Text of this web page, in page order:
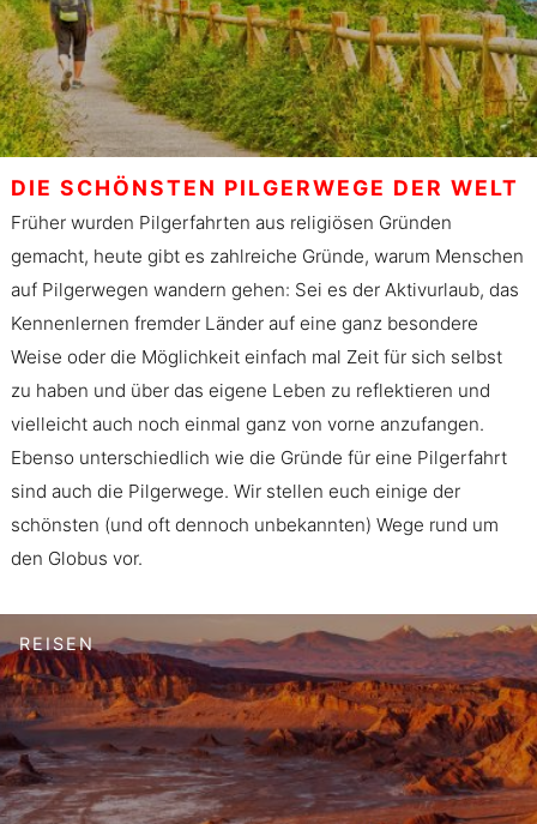
DIE SCHÖNSTEN PILGERWEGE DER WELT
Früher wurden Pilgerfahrten aus religiösen Gründen
gemacht, heute gibt es zahlreiche Gründe, warum Menschen
auf Pilgerwegen wandern gehen: Sei es der Aktivurlaub, das
Kennenlernen fremder Länder auf eine ganz besondere
Weise oder die Möglichkeit einfach mal Zeit für sich selbst
zu haben und über das eigene Leben zu reflektieren und
vielleicht auch noch einmal ganz von vorne anzufangen.
Ebenso unterschiedlich wie die Gründe für eine Pilgerfahrt
sind auch die Pilgerwege. Wir stellen euch einige der
schönsten (und oft dennoch unbekannten) Wege rund um
den Globus vor.
REISEN